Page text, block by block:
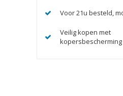
Voor 21u besteld,
Veilig kopen met
kopersbescherming